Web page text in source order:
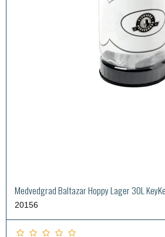
Medvedgrad Baltazar Hoppy Lager 30L
20156